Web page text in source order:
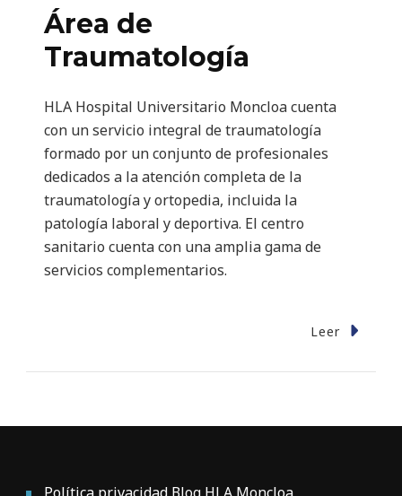
Área de
Traumatología
HLA Hospital Universitario Moncloa cuenta
con un servicio integral de traumatología
formado por un conjunto de profesionales
dedicados a la atención completa de la
traumatología y ortopedia, incluida la
patología laboral y deportiva. El centro
sanitario cuenta con una amplia gama de
servicios complementarios.
Leer